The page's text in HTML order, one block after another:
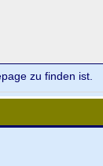
zu finden ist.